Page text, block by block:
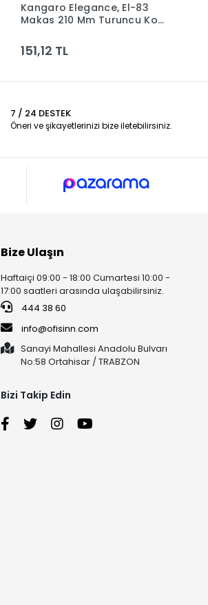
Sepete Ekle
Kangaro Elegance, El-83
Makas 210 Mm Turuncu Koli
151,12 TL
7 / 24 DESTEK
Öneri ve şikayetlerinizi bize iletebilirsiniz.
Bize Ulaşın
Haftaiçi 09:00 - 18:00 Cumartesi 10:00 -
17:00 saatleri arasında ulaşabilirsiniz.
444 38 60
info@ofisinn.com
Sanayi Mahallesi Anadolu Bulvarı
No:58 Ortahisar / TRABZON
Bizi Takip Edin